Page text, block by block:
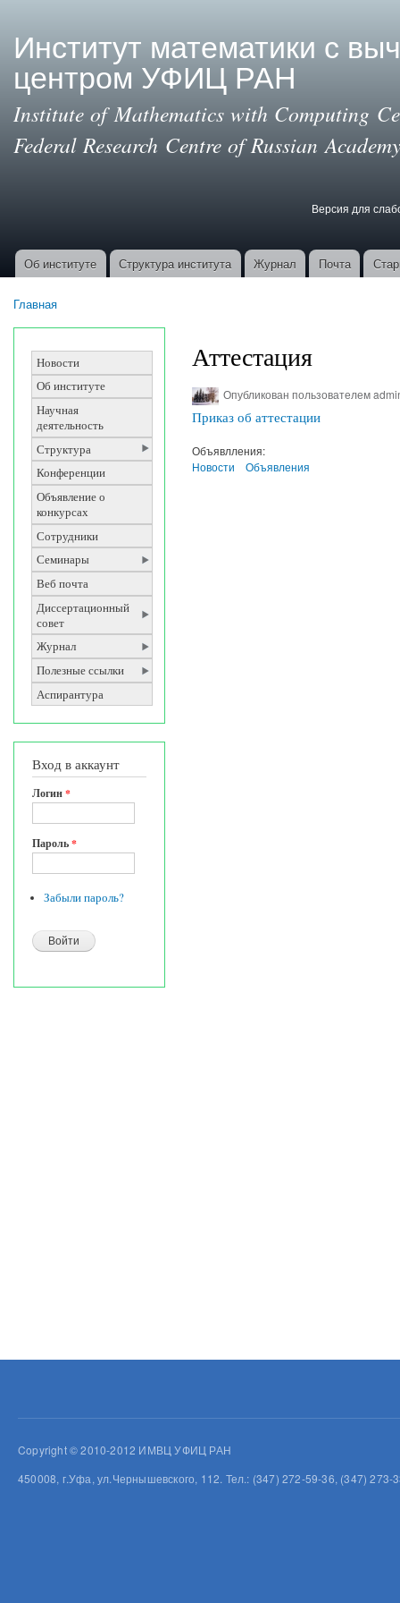
Институт математики с
центром УФИЦ РАН
Institute of Mathematics with Computing
Federal Research Centre of Russian
Версия для
Основные ссылки
Об институте Структура института Журнал Почта
Главная
Новости
Об институте
Научная
деятельность
Структура
Конференции
Объявление о
конкурсах
Сотрудники
Семинары
Веб почта
Диссертационный
совет
Журнал
Полезные ссылки
Аспирантура
Вход в аккаунт
Логин*
Пароль*
Забыли пароль?
Аттестация
Опубликован пользователем
Приказ об аттестации
Объявлления:
Новости
Объявления
Copyright © 2010-2012 ИМВЦ УФИЦ РАН
450008, г.Уфа, ул.Чернышевского, 112. Тел.: (347) 272-59-36, (347)